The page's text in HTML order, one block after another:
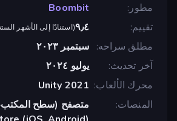
مطور
Boombit
تقييم
٩٫٤(استنادًا إلى الأشهر
مطلق سراحه
سبتمبر ٢٠٢٣
آخر تحديث
يوليو ٢٠٢٤
محرك الألعاب Unity 2021
المنصات
متصفح (سطح المكتب،